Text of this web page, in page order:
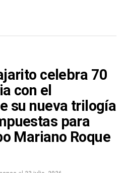
celebra 70
con el
su nueva trilogía
para
Mariano Roque